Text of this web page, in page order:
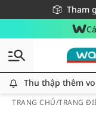
Tham
Miễn phí
Giao hàng
Thu thập thêm
TRANG CHỦ/TRANG